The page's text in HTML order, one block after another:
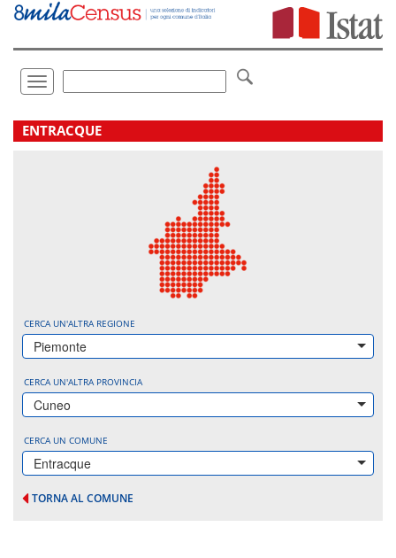
Vai
direttamente
Toggle
navigation
.
ENTRACQUE
CERCA UN'ALTRA REGIONE
Piemonte
CERCA UN'ALTRA PROVINCIA
Cuneo
CERCA UN COMUNE
Entracque
TORNA AL COMUNE